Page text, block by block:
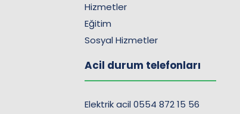
Hizmetler
Eğitim
Sosyal Hizmetler
Acil durum telefonları
Elektrik acil 0554 872 15 56